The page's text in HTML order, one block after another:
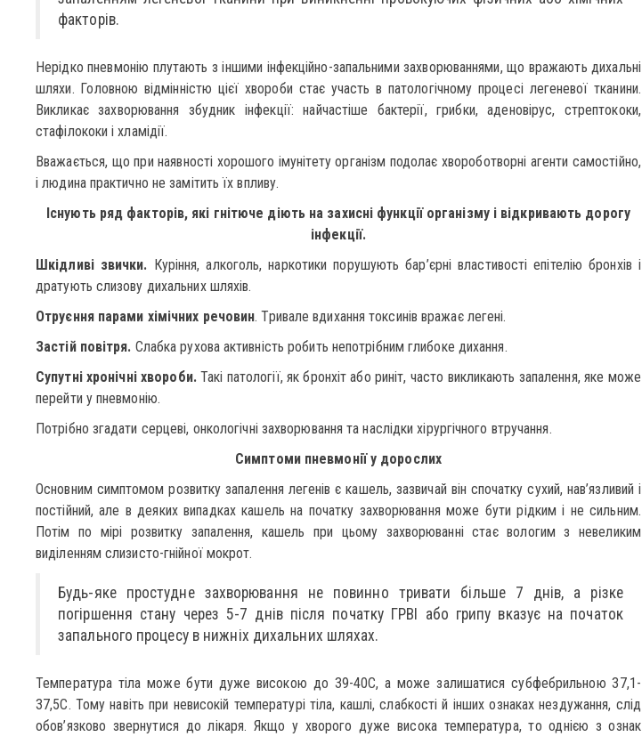
факторів.
Нерідко пневмонію плутають з іншими інфекційно-запальними захворюваннями, що вражають дихальні
шляхи. Головною відмінністю цієї хвороби стає участь в патологічному процесі легеневої тканини.
Викликає захворювання збудник інфекції: найчастіше бактерії, грибки, аденовірус, стрептококи,
стафілококи і хламідії.
Вважається, що при наявності хорошого імунітету організм подолає хвороботворні агенти самостійно,
і людина практично не замітить їх впливу.
Існують ряд факторів, які гнітюче діють на захисні функції організму і відкривають дорогу
інфекції.
Шкідливі звички. Куріння, алкоголь, наркотики порушують бар’єрні властивості епітелію бронхів і
дратують слизову дихальних шляхів.
Отруєння парами хімічних речовин. Тривале вдихання токсинів вражає легені.
Застій повітря. Слабка рухова активність робить непотрібним глибоке дихання.
Супутні хронічні хвороби.Такі патології, як бронхіт або риніт, часто викликають запалення, яке може
перейти у пневмонію.
Потрібно згадати серцеві, онкологічні захворювання та наслідки хірургічного втручання.
Симптоми пневмонії у дорослих
Основним симптомом розвитку запалення легенів є кашель, зазвичай він спочатку сухий, нав’язливий і
постійний, але в деяких випадках кашель на початку захворювання може бути рідким і не сильним.
Потім по мірі розвитку запалення, кашель при цьому захворюванні стає вологим з невеликим
виділенням слизисто-гнійної мокрот.
Будь-яке простудне захворювання не повинно тривати більше 7 днів, а різке
погіршення стану через 5-7 днів після початку ГРВІ або грипу вказує на початок
запального процесу в нижніх дихальних шляхах.
Температура тіла може бути дуже високою до 39-40С, а може залишатися субфебрильною 37,1-
37,5С. Тому навіть при невисокій температурі тіла, кашлі, слабкості й інших ознаках нездужання, слід
обов’язково звернутися до лікаря. Якщо у хворого дуже висока температура, то однією з ознак